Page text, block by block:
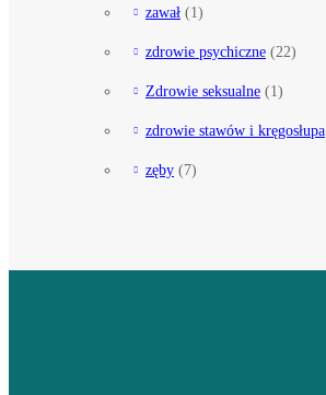
zawał (1)
zdrowie psychiczne (22)
Zdrowie seksualne (1)
zdrowie stawów i kręgosłupa
zęby (7)